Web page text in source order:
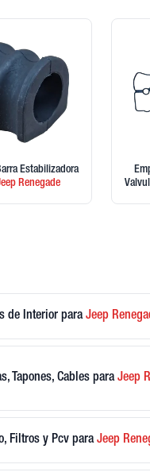
Estabilizadora
Renegade
de Interior paraJeep
Tapones, Cables paraJeep
Filtros y Pcv paraJeep